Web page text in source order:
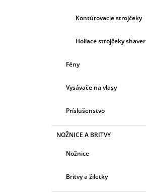
Kontúrovacie strojčeky
Holiace strojčeky shaver
Fény
Vysávače na vlasy
Príslušenstvo
NOŽNICE A BRITVY
Nožnice
Britvy a žiletky